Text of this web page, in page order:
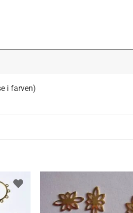
i farven)